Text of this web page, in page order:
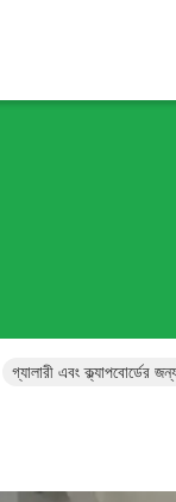
গ্যালারী এবং ক্ল্যাপবোর্ডের